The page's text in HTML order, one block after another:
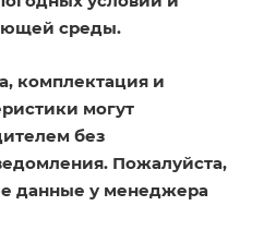
среды.
комплектация и
могут
без
Пожалуйста,
данные у менеджера